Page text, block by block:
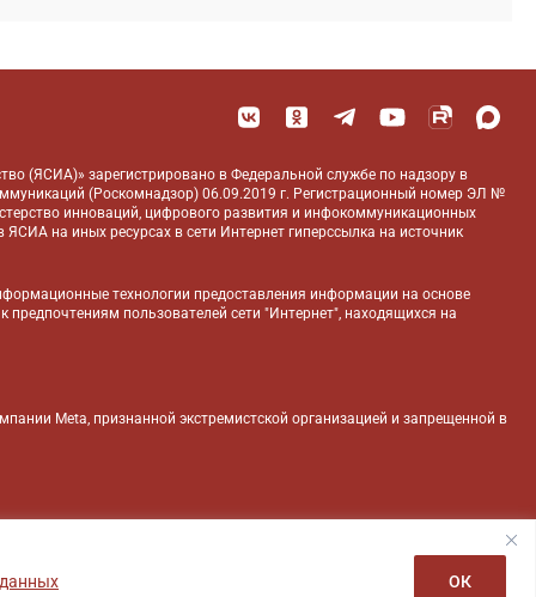
ОК
(ЯСИА)» зарегистрировано в Федеральной службе по надзору в
(Роскомнадзор) 06.09.2019 г. Регистрационный номер ЭЛ №
инноваций, цифрового развития и инфокоммуникационных
на иных ресурсах в сети Интернет гиперссылка на источник
технологии предоставления информации на основе
предпочтениям пользователей сети "Интернет", находящихся на
Meta, признанной экстремистской организацией и запрещенной в